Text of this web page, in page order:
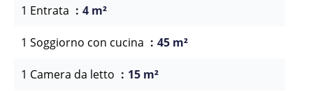
1 Entrata 4 m²
1 Soggiorno con cucina 45 m²
1 Camera da letto 15 m²